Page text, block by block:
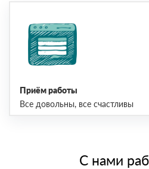
Приём работы
Все довольны, все счастливы
С нами